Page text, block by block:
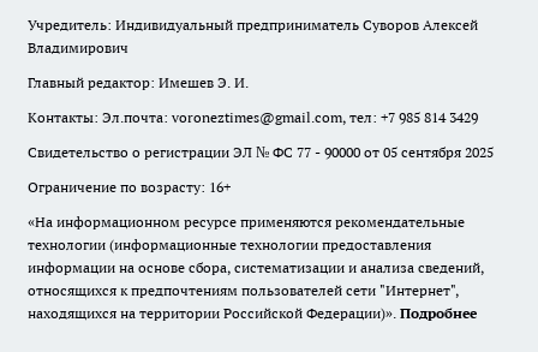
Учредитель: Индивидуальный предприниматель Суворов Алексей
Владимирович
Главный редактор: Имешев Э. И.
Контакты: Эл.почта: voroneztimes@gmail.com, тел: +7 985 814 3429
Свидетельство о регистрации ЭЛ № ФС 77 - 90000 от 05 сентября 2025
Ограничение по возрасту: 16+
«На информационном ресурсе применяются рекомендательные
технологии (информационные технологии предоставления
информации на основе сбора, систематизации и анализа сведений,
относящихся к предпочтениям пользователей сети "Интернет",
находящихся на территории Российской Федерации)». Подробнее